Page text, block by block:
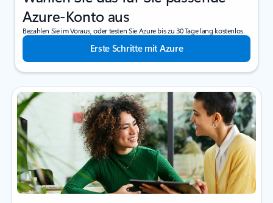
Azure-Konto aus
Bezahlen Sie im Voraus, oder testen Sie Azure bis zu 30 Tage lang kostenlos.
Erste Schritte mit Azure